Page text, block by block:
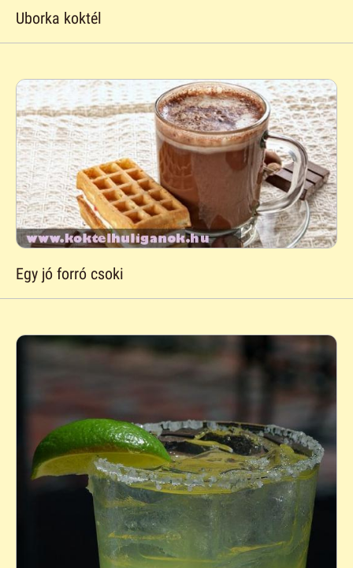
Uborka koktél
Egy jó forró csoki